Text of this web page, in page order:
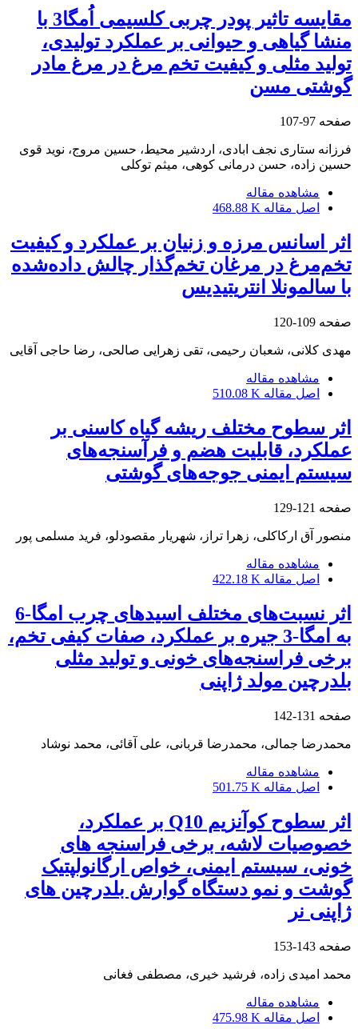
مقایسه تاثیر پودر چربی کلسیمی اُمگا3 با
منشا گیاهی و حیوانی بر عملکرد تولیدی،
تولید مثلی و کیفیت تخم مرغ در مرغ مادر
گوشتی مسن
صفحه 97-107
فرزانه ستاری نجف ابادی، اردشیر محیط، حسین مروج، نوید قوی
حسین زاده، حسن درمانی کوهی، میثم توکلی
مشاهده مقاله
اصل مقاله 468.88 K
اثر اسانس مرزه و زنیان بر عملکرد و کیفیت
تخم‌مرغ در مرغان تخم‌گذار چالش داده‌شده
با سالمونلا انتریتیدیس
صفحه 109-120
مهدی کلانی، شعبان رحیمی، تقی زهرایی صالحی، رضا حاجی آقایی
مشاهده مقاله
اصل مقاله 510.08 K
اثر سطوح مختلف ریشه گیاه کاسنی بر
عملکرد، قابلیت هضم و فرآسنجه‌های
سیستم ایمنی جوجه‌های گوشتی
صفحه 121-129
منصور آق ارکاکلی، زهرا تراز، شهریار مقصودلو، فرید مسلمی پور
مشاهده مقاله
اصل مقاله 422.18 K
اثر نسبت‌های مختلف اسیدهای چرب امگا-6
به امگا-3 جیره بر عملکرد، صفات کیفی تخم،
برخی فراسنجه‌های خونی و تولید مثلی
بلدرچین مولد ژاپنی
صفحه 131-142
محمدرضا جمالی، محمدرضا قربانی، علی آقائی، محمد نوشاد
مشاهده مقاله
اصل مقاله 501.75 K
اثر سطوح کوآنزیم Q10 بر عملکرد،
خصوصیات لاشه، برخی فراسنجه های
خونی، سیستم ایمنی، خواص ارگانولپتیک
گوشت و نمو دستگاه گوارش بلدرچین های
ژاپنی نر
صفحه 143-153
محمد امیدی زاده، فرشید خیری، مصطفی فغانی
مشاهده مقاله
اصل مقاله 475.98 K